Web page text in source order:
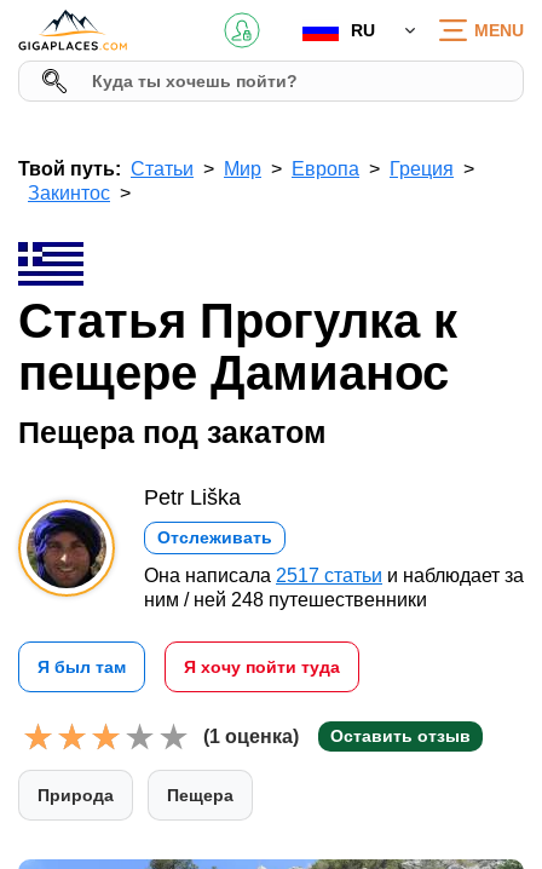
RU MENU
Твой путь: Статьи Мир Европа
Греция
Закинтос
Статья Прогулка к
пещере Дамианос
Пещера под закатом
Petr Liška
Отслеживать
Она написала 2517 статьи и наблюдает за
ним / ней 248 путешественники
Я был там Я хочу пойти туда
(1 оценка) Оставить отзыв
Природа Пещера